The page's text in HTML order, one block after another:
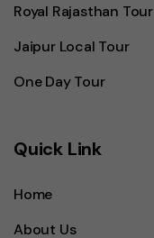
Royal Rajasthan Tour
Jaipur Local Tour
One Day Tour
Quick Link
Home
About Us